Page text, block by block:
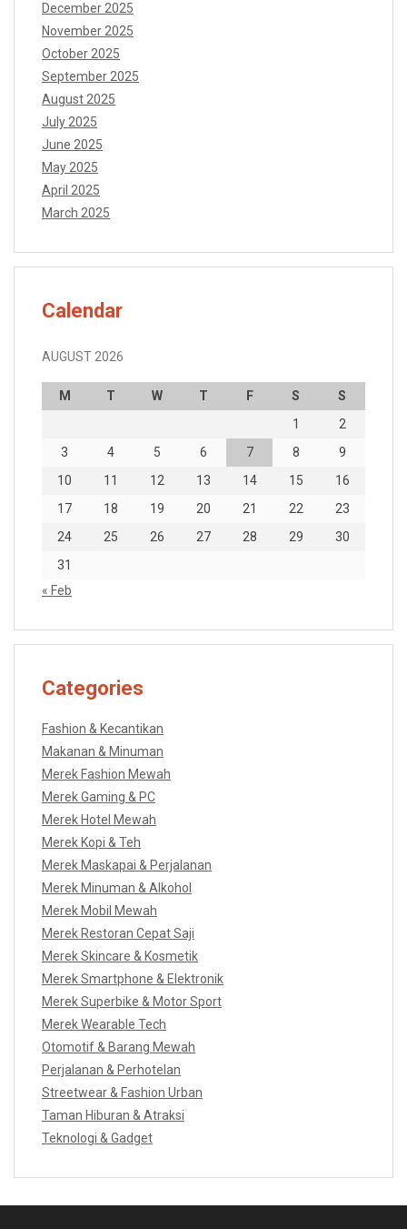
December 2025
November 2025
October 2025
September 2025
August 2025
July 2025
June 2025
May 2025
April 2025
March 2025
Calendar
AUGUST 2026
M T W T F S
S
1
2
3
4 5 6 7 8
9
10
11 12 13 14 15
16
17
18 19 20 21 22
23
24
25 26 27 28 29
30
31
« Feb
Categories
Fashion & Kecantikan
Makanan & Minuman
Merek Fashion Mewah
Merek Gaming & PC
Merek Hotel Mewah
Merek Kopi & Teh
Merek Maskapai & Perjalanan
Merek Minuman & Alkohol
Merek Mobil Mewah
Merek Restoran Cepat Saji
Merek Skincare & Kosmetik
Merek Smartphone & Elektronik
Merek Superbike & Motor Sport
Merek Wearable Tech
Otomotif & Barang Mewah
Perjalanan & Perhotelan
Streetwear & Fashion Urban
Taman Hiburan & Atraksi
Teknologi & Gadget